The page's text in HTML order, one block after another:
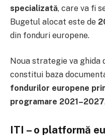
specializată, care va fi
Bugetul alocat este de
din fonduri europene.
Noua strategie va ghida
constitui baza
fondurilor europene
programare 2021–2027
ITI – o platformă